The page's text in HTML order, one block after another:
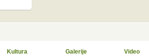
Kultura Galerije Video